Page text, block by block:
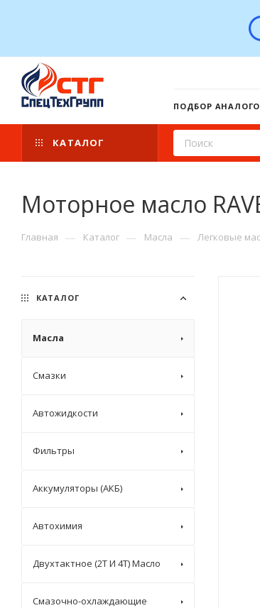
ПОДБОР
КАТАЛОГ
Моторное масло
Главная — Каталог — Масла — Легковые
КАТАЛОГ
Масла
Смазки
Автожидкости
Фильтры
Аккумуляторы (АКБ)
Автохимия
Двухтактное (2T И 4T) Масло
Смазочно-охлаждающие